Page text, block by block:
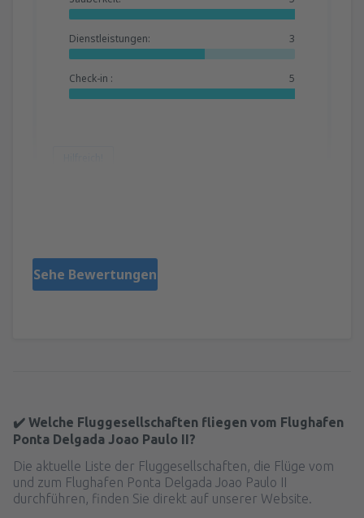
Dienstleistungen: 3
Check-in : 5
Sehe Bewertungen
✔️ Welche Fluggesellschaften fliegen vom Flughafen
Ponta Delgada Joao Paulo II?
Die aktuelle Liste der Fluggesellschaften, die Flüge vom
und zum Flughafen Ponta Delgada Joao Paulo II
durchführen, finden Sie direkt auf unserer Website.